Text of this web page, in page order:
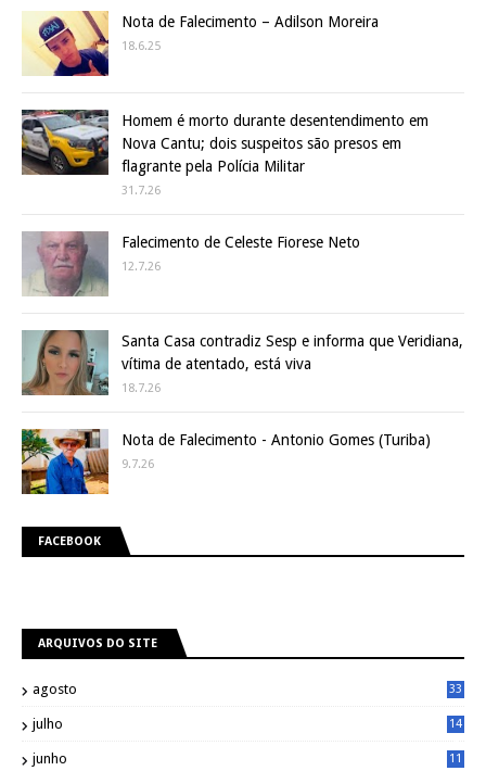
Nota de Falecimento – Adilson Moreira
18.6.25
Homem é morto durante desentendimento em
Nova Cantu; dois suspeitos são presos em
flagrante pela Polícia Militar
31.7.26
Falecimento de Celeste Fiorese Neto
12.7.26
Santa Casa contradiz Sesp e informa que Veridiana,
vítima de atentado, está viva
18.7.26
Nota de Falecimento - Antonio Gomes (Turiba)
9.7.26
FACEBOOK
ARQUIVOS DO SITE
agosto 33
julho
14
junho
11